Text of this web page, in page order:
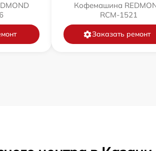
Кофемашина
RCM-1521
Заказать ремонт